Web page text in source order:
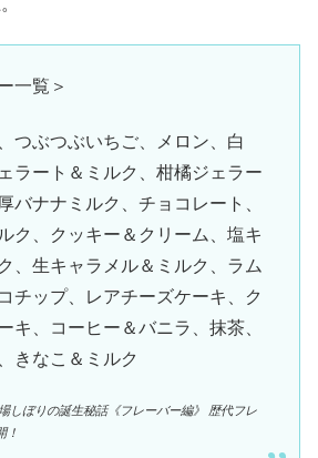
一覧＞
つぶつぶいちご、メロン、白
ラート＆ミルク、柑橘ジェラー
バナナミルク、チョコレート、
ク、クッキー＆クリーム、塩キ
、生キャラメル＆ミルク、ラム
チップ、レアチーズケーキ、ク
キ、コーヒー＆バニラ、抹茶、
きなこ＆ミルク
しぼりの誕生秘話《フレーバー編》 歴代フレ
！